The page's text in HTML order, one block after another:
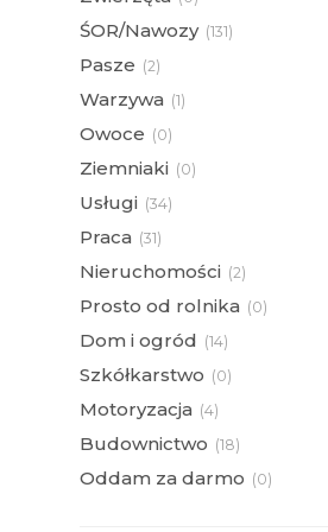
ŚOR/Nawozy (131)
Pasze (2)
Warzywa (1)
Owoce (0)
Ziemniaki (0)
Usługi (34)
Praca (31)
Nieruchomości (2)
Prosto od rolnika (0)
Dom i ogród (14)
Szkółkarstwo (0)
Motoryzacja (4)
Budownictwo (18)
Oddam za darmo (0)